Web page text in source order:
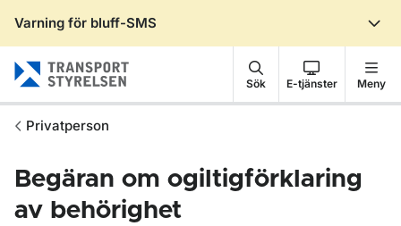
Varning för bluff-SMS
Sök E-tjänster Meny
Privatperson
Begäran om ogiltigförklaring
av behörighet